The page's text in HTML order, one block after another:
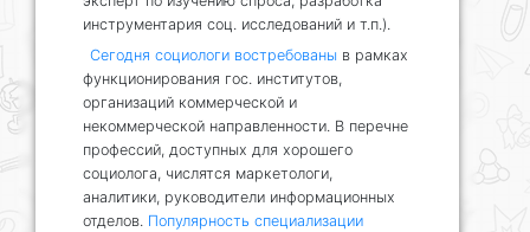
инструментария соц. исследований и т.п.).
Сегодня социологи востребованы в рамках
функционирования гос. институтов,
организаций коммерческой и
некоммерческой направленности. В перечне
профессий, доступных для хорошего
социолога, числятся маркетологи,
аналитики, руководители информационных
отделов. Популярность специализации